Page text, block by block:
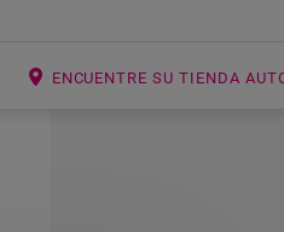
ENCUENTRE SU TIENDA